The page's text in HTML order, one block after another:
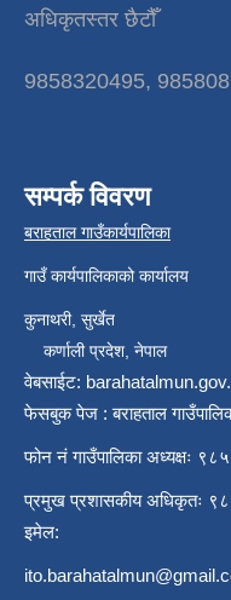
अधिकृतस्तर छैटौँ
9858320495,
सम्पर्क विवरण
बराहताल गाउँकार्यपालिका
गाउँ कार्यपालिकाको कार्यालय
कुनाथरी, सुर्खेत
कर्णाली प्रदेश, नेपाल
वेबसाईट:
फेसबुक पेज : बराहताल
फोन नं गाउँपालिका अध्यक्षः
प्रमुख प्रशासकीय अधिकृतः
इमेल: